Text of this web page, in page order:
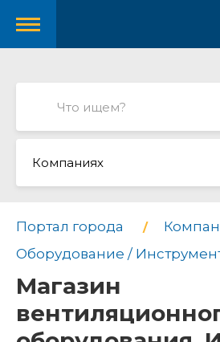
Компаниях
Портал города
Оборудование /
Магазин